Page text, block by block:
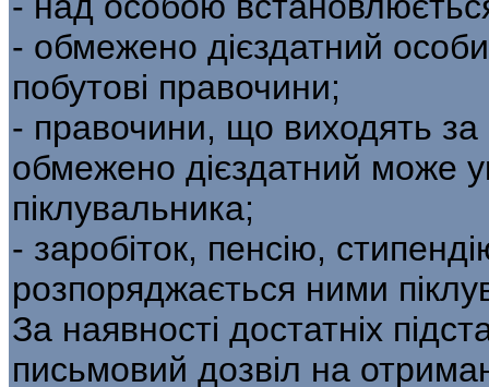
- обмежено дієздатний
побутові правочини;
- правочини, що виходять за
обмежено дієздатний може
піклувальника;
- заробіток, пенсію,
розпоряджається ними
За наявності достатніх
письмовий дозвіл на